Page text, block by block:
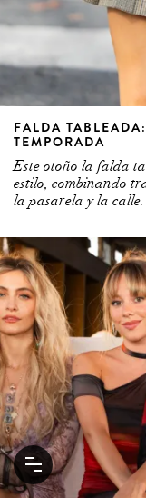
FALDA
TEMPORADA
Este otoño la falda
estilo, combinando
la pasarela y la calle.